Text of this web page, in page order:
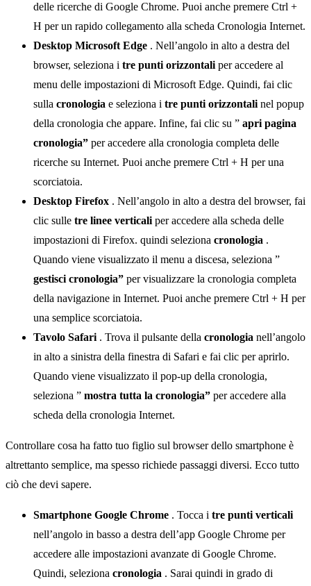
delle ricerche di Google Chrome. Puoi anche premere Ctrl +
H per un rapido collegamento alla scheda Cronologia Internet.
Desktop Microsoft Edge . Nell’angolo in alto a destra del
browser, seleziona i tre punti orizzontali per accedere al
menu delle impostazioni di Microsoft Edge. Quindi, fai clic
sulla cronologia e seleziona i tre punti orizzontali nel popup
della cronologia che appare. Infine, fai clic su ” apri pagina
cronologia” per accedere alla cronologia completa delle
ricerche su Internet. Puoi anche premere Ctrl + H per una
scorciatoia.
Desktop Firefox . Nell’angolo in alto a destra del browser, fai
clic sulle tre linee verticali per accedere alla scheda delle
impostazioni di Firefox. quindi seleziona cronologia .
Quando viene visualizzato il menu a discesa, seleziona ”
gestisci cronologia” per visualizzare la cronologia completa
della navigazione in Internet. Puoi anche premere Ctrl + H per
una semplice scorciatoia.
Tavolo Safari . Trova il pulsante della cronologia nell’angolo
in alto a sinistra della finestra di Safari e fai clic per aprirlo.
Quando viene visualizzato il pop-up della cronologia,
seleziona ” mostra tutta la cronologia” per accedere alla
scheda della cronologia Internet.
Controllare cosa ha fatto tuo figlio sul browser dello smartphone è
altrettanto semplice, ma spesso richiede passaggi diversi. Ecco tutto
ciò che devi sapere.
Smartphone Google Chrome . Tocca i tre punti verticali
nell’angolo in basso a destra dell’app Google Chrome per
accedere alle impostazioni avanzate di Google Chrome.
Quindi, seleziona cronologia . Sarai quindi in grado di